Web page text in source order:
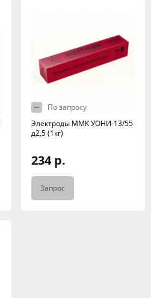
По запросу
Электроды ММК УОНИ-13/55
д2,5 (1кг)
234 р.
Запрос